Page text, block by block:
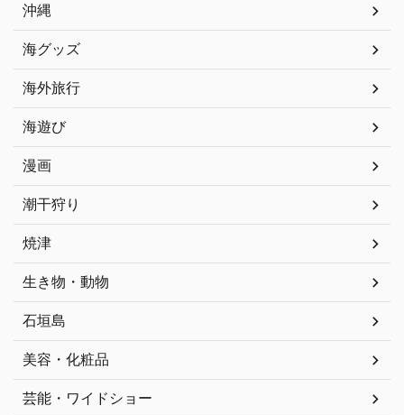
沖縄
海グッズ
海外旅行
海遊び
漫画
潮干狩り
焼津
生き物・動物
石垣島
美容・化粧品
芸能・ワイドショー